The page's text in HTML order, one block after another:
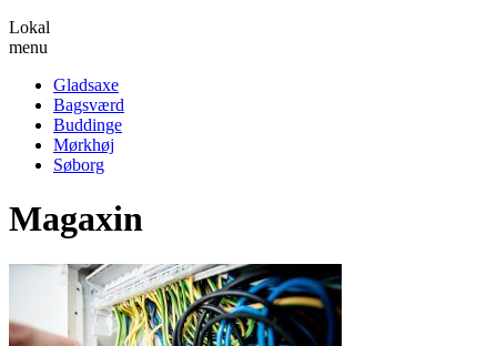
Lokal
menu
Gladsaxe
Bagsværd
Buddinge
Mørkhøj
Søborg
Magaxin